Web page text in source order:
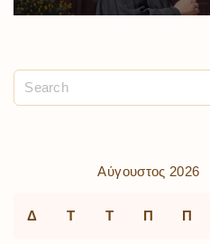
Αύγουστος 2026
Δ Τ Τ Π Π